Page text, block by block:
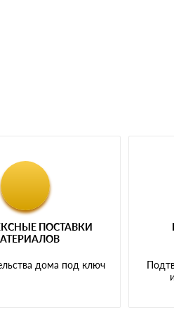
платежи с сайта по
ПОСТАВКИ
дома под ключ